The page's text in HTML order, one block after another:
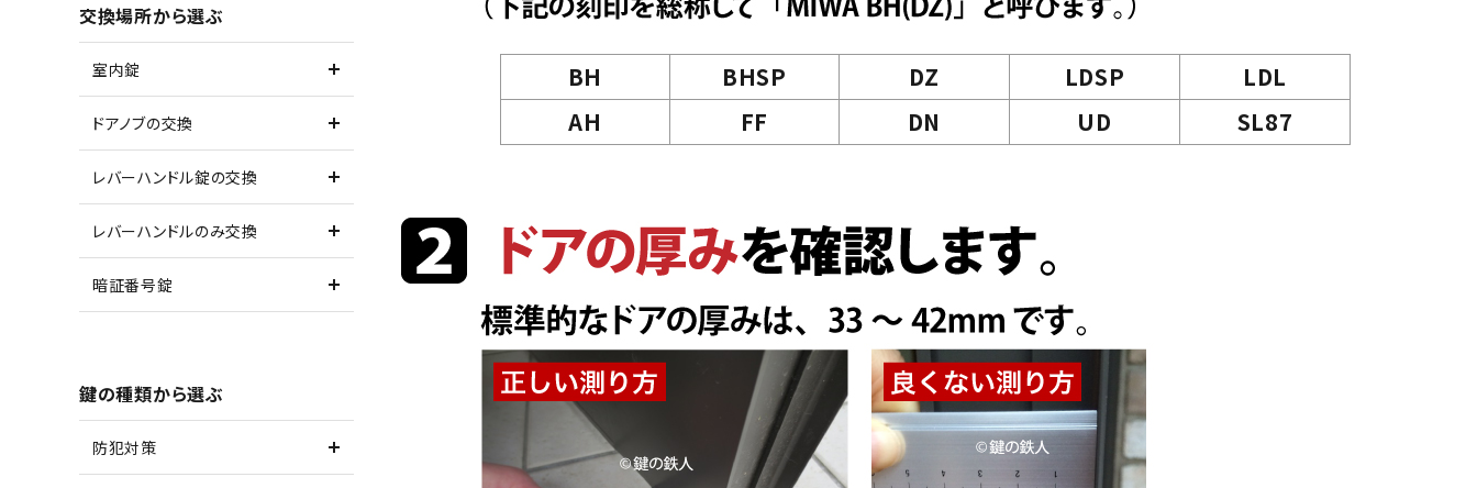
交換場所から選ぶ
室内錠
ドアノブの交換
レバーハンドル錠の交換
レバーハンドルのみ交換
暗証番号錠
鍵の種類から選ぶ
防犯対策
BH BHSP DZ LDSP
LDL
AH
FF DN UD SL87